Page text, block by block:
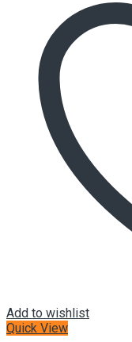
Add to wishlist
Quick View